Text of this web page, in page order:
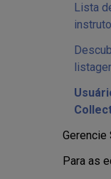
Lista
Gerencie
Para as